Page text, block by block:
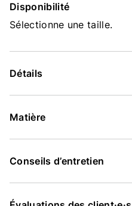
Disponibilité
Sélectionne une taille.
Détails
Matière
Conseils d’entretien